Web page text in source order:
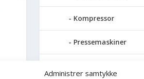
Administrer samtykke
Kompressor
Pressemaskiner